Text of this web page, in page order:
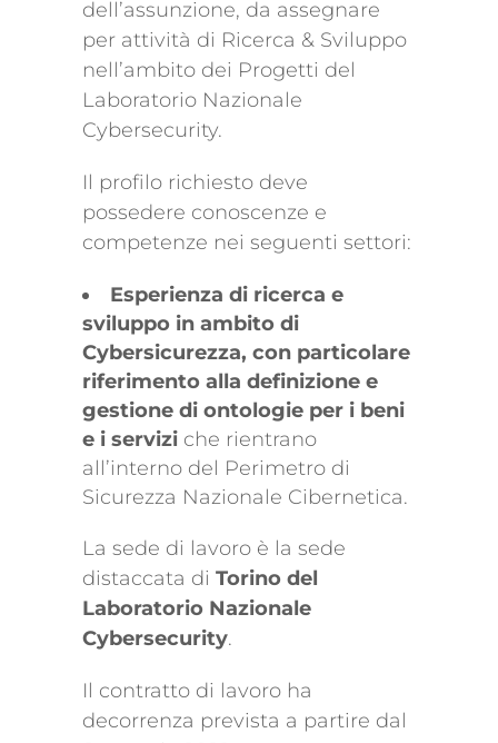
dell’assunzione, da assegnare
per attività di Ricerca & Sviluppo
nell’ambito dei Progetti del
Laboratorio Nazionale
Cybersecurity.
Il profilo richiesto deve
possedere conoscenze e
competenze nei seguenti settori:
Esperienza di ricerca e
sviluppo in ambito di
Cybersicurezza, con particolare
riferimento alla definizione e
gestione di ontologie per i beni
e i servizi che rientrano
all’interno del Perimetro di
Sicurezza Nazionale Cibernetica.
La sede di lavoro è la sede
distaccata di Torino del
Laboratorio Nazionale
Cybersecurity.
Il contratto di lavoro ha
decorrenza prevista a partire dal